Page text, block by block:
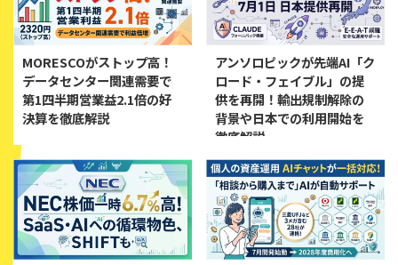
MORESCOがストップ高！
データセンター関連需要で
第1四半期営業益2.1倍の好
決算を徹底解説
アンソロピックが先端AI「ク
ロード・フェイブル」の提
供を再開！輸出規制解除の
背景や日本での利用開始を
徹底解説